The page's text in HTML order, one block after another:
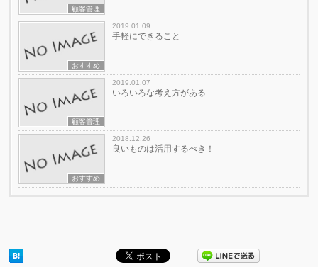
顧客管理
おすすめ
2019.01.09
手軽にできること
顧客管理
2019.01.07
いろいろな考え方がある
おすすめ
2018.12.26
良いものは活用するべき！